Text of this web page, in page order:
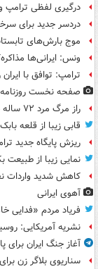
درگیری لفظی
دردسر جدید برای
موج بارش‌های تابستانه در
ونس: ایرانی‌ها
ترامپ: توافق با
صفحه نخست روزنامه‌های
راز مرگ مرد ۷۲ ساله در تهرانپارس فاش شد
قابی زیبا از قلعه
ریزش پایگاه جدید
نمایی زیبا از طبیعت
کاهش شدید واردات
آهوی ایرانی
فریاد مردم «فدایی
نشریه آمریکایی:
آغاز جنگ ایران برای
سناریوی بلاگر زن